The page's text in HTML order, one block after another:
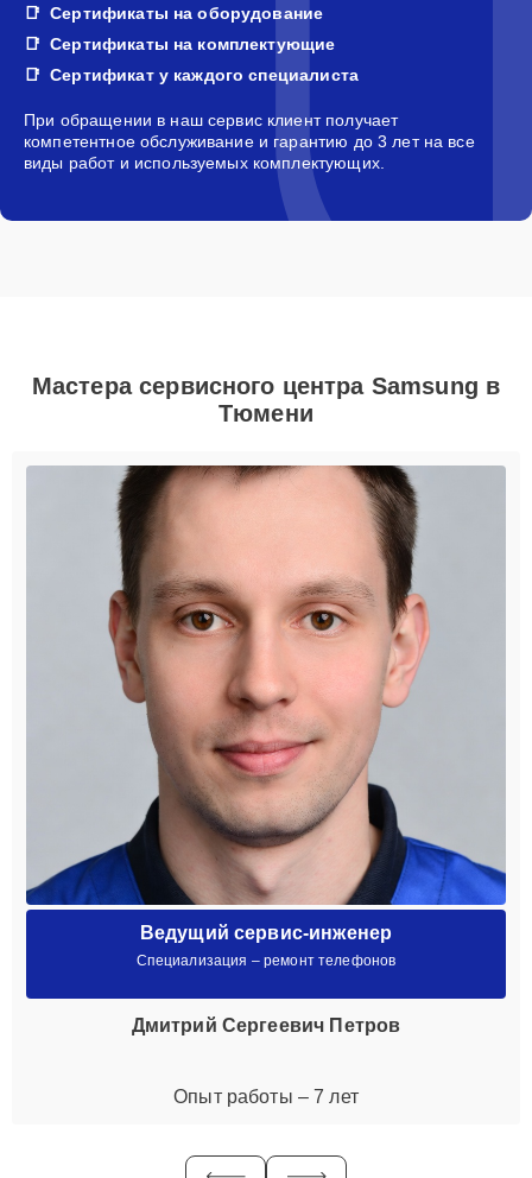
Сертификаты на оборудование
Сертификаты на комплектующие
Сертификат у каждого специалиста
При обращении в наш сервис клиент получает
компетентное обслуживание и гарантию до 3 лет на все
виды работ и используемых комплектующих.
Мастера сервисного центра Samsung в
Тюмени
Ведущий сервис-инженер
Специализация – ремонт телефонов
Дмитрий Сергеевич Петров
Опыт работы – 7 лет